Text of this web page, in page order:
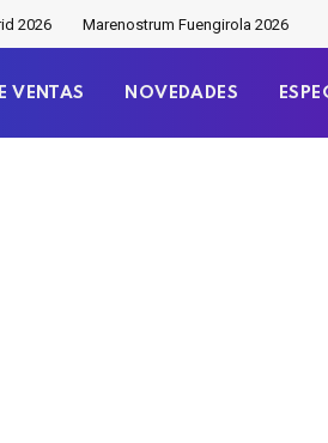
2026 Marenostrum Fuengirola 2026
VENTAS NOVEDADES